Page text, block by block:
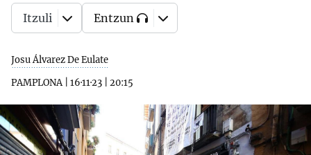
Josu Álvarez De Eulate
PAMPLONA| 16·11·23 20:15
Itzuli Entzun